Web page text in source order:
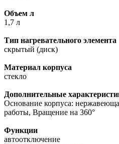
Объем л
1,7 л
Тип нагревательного элемента
скрытый (диск)
Материал корпуса
стекло
Дополнительные
Основание корпуса:
работы, Вращение на 360°
Функции
автоотключение